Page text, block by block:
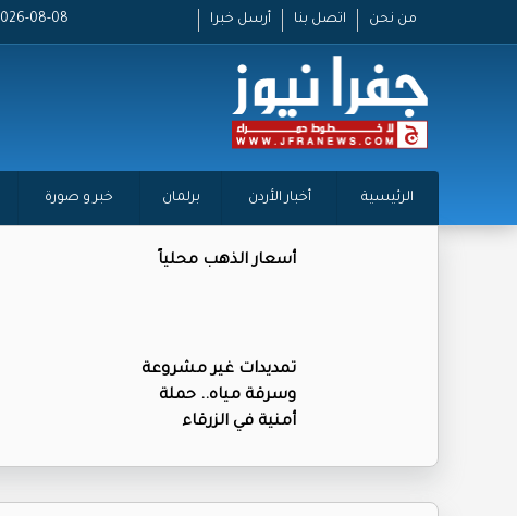
من نحن اتصل بنا أرسل خبرا 2026-08-08 -
الرئيسية أخبار الأردن برلمان خبر و صورة
أسعار الذهب محلياً
تمديدات غير مشروعة
وسرقة مياه.. حملة
أمنية في الزرقاء